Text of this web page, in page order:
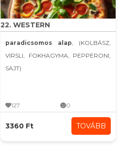
22. WESTERN
paradicsomos alap, (KOLBÁSZ,
VIRSLI, FOKHAGYMA, PEPPERONI,
SAJT)
127 0
3360 Ft TOVÁBB